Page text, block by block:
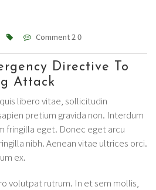
Comment 2 0
Directive To
Attack
libero vitae, sollicitudin
pretium gravida non. Interdum
fringilla eget. Donec eget arcu
nibh. Aenean vitae ultrices orci.
ex.
volutpat rutrum. In et sem mollis,